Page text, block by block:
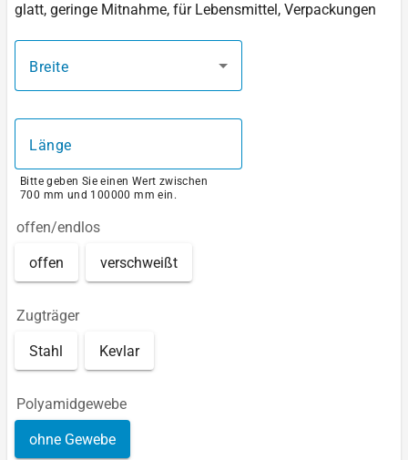
glatt, geringe Mitnahme, für Lebensmittel, Verpackungen
Breite
Länge
Bitte geben Sie einen Wert zwischen
700 mm und 100000 mm ein.
offen/endlos
offen verschweißt
Zugträger
Stahl Kevlar
Polyamidgewebe
ohne Gewebe